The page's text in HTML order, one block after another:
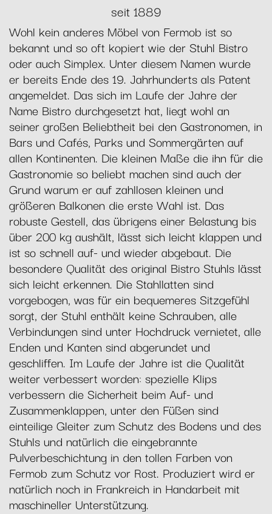
seit 1889
Wohl kein anderes Möbel von Fermob ist so
bekannt und so oft kopiert wie der Stuhl Bistro
oder auch Simplex. Unter diesem Namen wurde
er bereits Ende des 19. Jahrhunderts als Patent
angemeldet. Das sich im Laufe der Jahre der
Name Bistro durchgesetzt hat, liegt wohl an
seiner großen Beliebtheit bei den Gastronomen, in
Bars und Cafés, Parks und Sommergärten auf
allen Kontinenten. Die kleinen Maße die ihn für die
Gastronomie so beliebt machen sind auch der
Grund warum er auf zahllosen kleinen und
größeren Balkonen die erste Wahl ist. Das
robuste Gestell, das übrigens einer Belastung bis
über 200 kg aushält, lässt sich leicht klappen und
ist so schnell auf- und wieder abgebaut. Die
besondere Qualität des original Bistro Stuhls lässt
sich leicht erkennen. Die Stahllatten sind
vorgebogen, was für ein bequemeres Sitzgefühl
sorgt, der Stuhl enthält keine Schrauben, alle
Verbindungen sind unter Hochdruck vernietet, alle
Enden und Kanten sind abgerundet und
geschliffen. Im Laufe der Jahre ist die Qualität
weiter verbessert worden: spezielle Klips
verbessern die Sicherheit beim Auf- und
Zusammenklappen, unter den Füßen sind
einteilige Gleiter zum Schutz des Bodens und des
Stuhls und natürlich die eingebrannte
Pulverbeschichtung in den tollen Farben von
Fermob zum Schutz vor Rost. Produziert wird er
natürlich noch in Frankreich in Handarbeit mit
maschineller Unterstützung.